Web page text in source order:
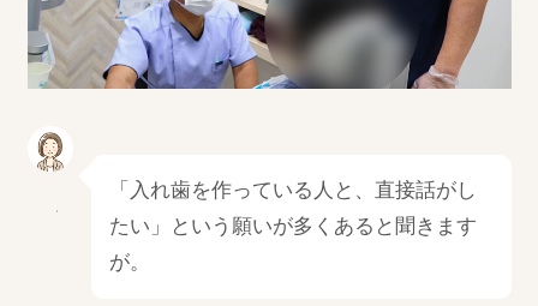
「入れ歯を作っている人と、直接話がし
たい」という願いが多くあると聞きます
が。